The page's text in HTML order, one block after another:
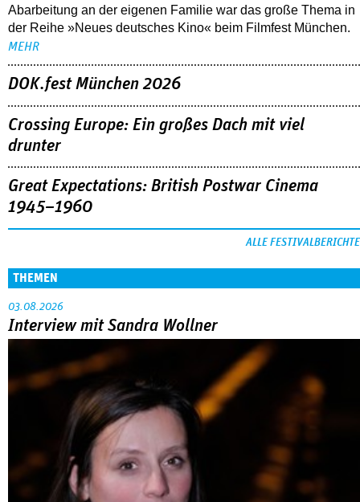
Abarbeitung an der eigenen Familie war das große Thema in
der Reihe »Neues deutsches Kino« beim Filmfest München.
MEHR
DOK.fest München 2026
Crossing Europe: Ein großes Dach mit viel
drunter
Great Expectations: British Postwar Cinema
1945–1960
ALLE FESTIVALBERICHTE
THEMEN
03.08.2026
Interview mit Sandra Wollner